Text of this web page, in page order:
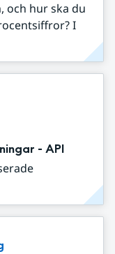
och hur ska du
I
- API